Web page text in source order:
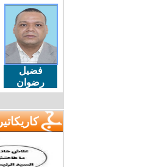
فضيل
رضوان
كاريكاتير